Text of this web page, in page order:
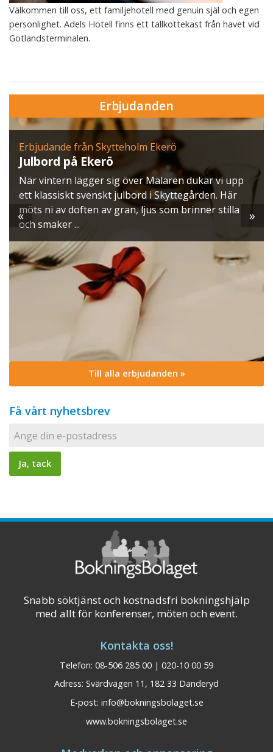
Välkommen till oss, ett familjehotell med genuin själ och egen
personlighet. Adels Hotell finns ett tallkottekast från havet vid
Gotlandsterminalen.
Erbjudanden
Erbjudande från Skytteholm Ekerö
Julbord på Ekerö
När vintern lägger sig över Mälaren dukar vi upp
ett klassiskt svenskt julbord i Skyttegården. Här
möts ni av doften av gran, ljus som brinner stilla
och smaker ...
« »
Till alla erbjudanden »
Få vårt nyhetsbrev
Snabb söktjänst och kostnadsfri bokningshjälp
med allt för konferenser, möten och event.
Kontakta oss!
Telefon: 08-506 285 00 | 020-10 00 59
Adress: Svärdvägen 11, 182 33 Danderyd
E-post: info@bokningsbolaget.se
www.bokningsbolaget.se